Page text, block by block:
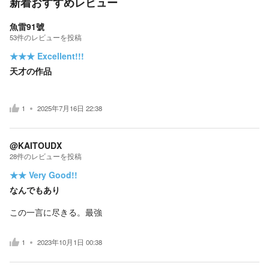
魚雷91號
53件のレビューを投稿
★★★ Excellent!!!
天才の作品
1 2025年7月16日 22:38
@KAITOUDX
28件のレビューを投稿
★★ Very Good!!
なんでもあり
この一言に尽きる。最強
1 2023年10月1日 00:38